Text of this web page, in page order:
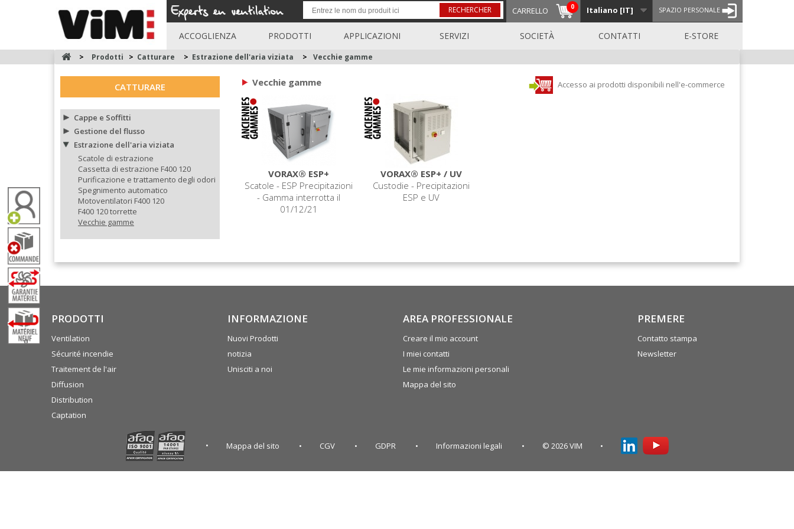
SPAZIO PERSONALE
Italiano [IT]
CARRELLO 0
RECHERCHER
ACCOGLIENZA PRODOTTI APPLICAZIONI SERVIZI SOCIETÀ CONTATTI E-STORE
0
> Prodotti > Catturare > Estrazione dell'aria viziata > Vecchie gamme
CATTURARE
Cappe e Soffitti
Gestione del flusso
Estrazione dell'aria viziata
Scatole di estrazione
Cassetta di estrazione F400 120
Purificazione e trattamento degli odori
Spegnimento automatico
Motoventilatori F400 120
F400 120 torrette
Vecchie gamme
Vecchie gamme Accesso ai prodotti disponibili nell'e-commerce
VORAX® ESP+
Scatole - ESP Precipitazioni
- Gamma interrotta il
01/12/21
VORAX® ESP+ / UV
Custodie - Precipitazioni
ESP e UV
PRODOTTI
Ventilation
Sécurité incendie
Traitement de l'air
Diffusion
Distribution
Captation
INFORMAZIONE
Nuovi Prodotti
notizia
Unisciti a noi
AREA PROFESSIONALE
Creare il mio account
I miei contatti
Le mie informazioni personali
Mappa del sito
PREMERE
Contatto stampa
Newsletter
Mappa del sito CGV GDPR Informazioni legali © 2026 VIM